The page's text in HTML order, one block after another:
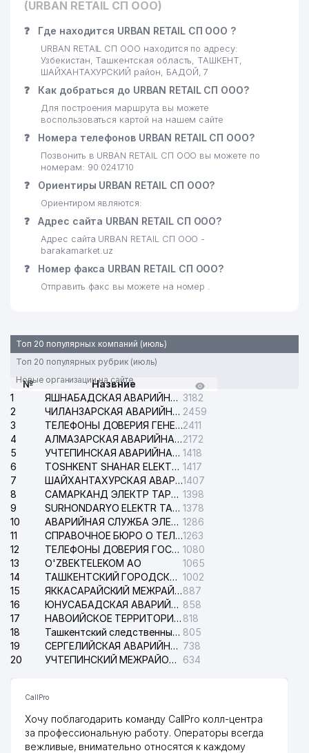
(URBAN RETAIL СП ООО)
❓ Где находится URBAN RETAIL СП ООО ?
URBAN RETAIL СП ООО находится по адресу:
Узбекистан, Ташкентская область, ТАШКЕНТ,
ШАЙХАНТАХУРСКИЙ район, БАДОЙ, 7
❓ Как добраться до URBAN RETAIL СП ООО?
Для построения маршрута вы можете
воспользоваться картой на нашем сайте
❓ Номера телефонов URBAN RETAIL СП ООО?
Позвонить в URBAN RETAIL СП ООО вы можете по
номерам: 90 0241710
❓ Ориентиры URBAN RETAIL СП ООО?
Ориентиром являются:
❓ Адрес сайта URBAN RETAIL СП ООО?
Адрес сайта URBAN RETAIL СП ООО -
barakamarket.uz
❓ Номер факса URBAN RETAIL СП ООО?
Отправить факс вы можете на номер .
Топ 20 популярных компаний (июль)
Топ 20 популярных рубрик (июль)
Новые организации на сайте
№
Назвние
1
ЯШНАБАДСКАЯ АВАРИЙНАЯ СЛУЖБА ЭЛЕКТРОСЕТИ 3182
2
ЧИЛАНЗАРСКАЯ АВАРИЙНАЯ СЛУЖБА ЭЛЕКТРОСЕТИ 2459
3
ТЕЛЕФОНЫ ДОВЕРИЯ ГЕНЕРАЛЬНОЙ ПРОКУРАТУРЫ РЕСПУБЛИКИ УЗБЕКИСТАН2411
4
АЛМАЗАРСКАЯ АВАРИЙНАЯ СЛУЖБА ЭЛЕКТРОСЕТИ2172
5
УЧТЕПИНСКАЯ АВАРИЙНАЯ СЛУЖБА ЭЛЕКТРОСЕТИ 1418
6
TOSHKENT SHAHAR ELEKTR TARMOQLARI KORXONASI АО 1417
7
ШАЙХАНТАХУРСКАЯ АВАРИЙНАЯ СЛУЖБА ЭЛЕКТРОСЕТИ1407
8
САМАРКАНД ЭЛЕКТР ТАРМОКЛАРИ АО 1398
9
SURHONDARYO ELEKTR TARMOKLARI АО 1378
10
АВАРИЙНАЯ СЛУЖБА ЭЛЕКТРОСЕТИ ТАШКЕНТСКОГО РАЙОНА 1286
11
СПРАВОЧНОЕ БЮРО О ТЕЛЕФОНАХ ОРГАНИЗАЦИЙ г. ТАШКЕНТА1263
12
ТЕЛЕФОНЫ ДОВЕРИЯ ГОСУДАРСТВЕННОГО ЦЕНТРА ТЕСТИРОВАНИЯ 1080
13
O'ZBEKTELEKOM АО
1065
14
ТАШКЕНТСКИЙ ГОРОДСКОЙ СУД ПО ГРАЖДАНСКИМ ДЕЛАМ 1002
15
ЯККАСАРАЙСКИЙ МЕЖРАЙОННЫЙ СУД ПО ГРАЖДАНСКИМ ДЕЛАМ887
16
ЮНУСАБАДСКАЯ АВАРИЙНАЯ СЛУЖБА ЭЛЕКТРОСЕТИ 858
17
НАВОИЙСКОЕ ТЕРРИТОРИАЛЬНОЕ ПРЕДПРИЯТИЕ ЭЛЕКТРОСЕТИ АО 818
18
Ташкентский следственный изолятор 805
19
СЕРГЕЛИЙСКАЯ АВАРИЙНАЯ СЛУЖБА ЭЛЕКТРОСЕТИ 738
20
УЧТЕПИНСКИЙ МЕЖРАЙОННЫЙ СУД ПО ГРАЖДАНСКИМ ДЕЛАМ 634
CallPro
Хочу поблагодарить команду CallPro колл-центра
за профессиональную работу. Операторы всегда
вежливые, внимательно относятся к каждому